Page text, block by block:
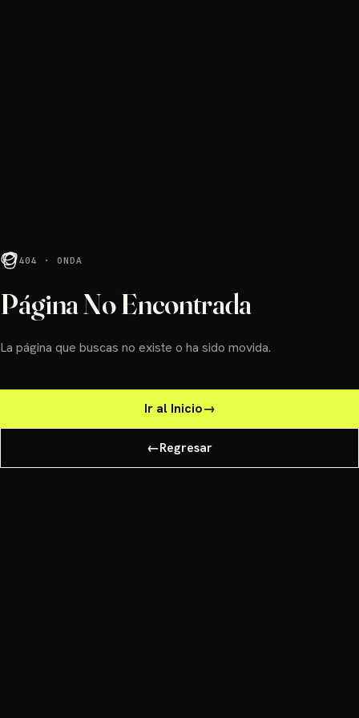
404 · ONDA
Página No Encontrada
La página que buscas no existe o ha sido movida.
Ir al Inicio→
←Regresar